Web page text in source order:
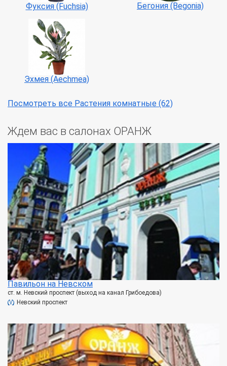
Фуксия (Fuchsia) Бегония (Begonia)
Эхмея (Aechmea)
Посмотреть все Растения комнатные (62)
Ждем вас в салонах ОРАНЖ
Павильон на Невском
ст. м. Невский проспект (выход на канал Грибоедова)
Невский проспект